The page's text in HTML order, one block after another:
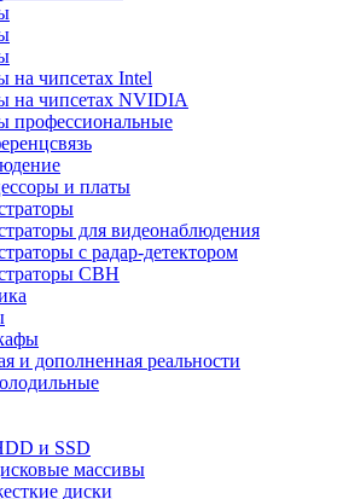
на чипсетах Intel
на чипсетах NVIDIA
профессиональные
и платы
для видеонаблюдения
с радар-детектором
СВН
и дополненная реальности
и SSD
массивы
диски